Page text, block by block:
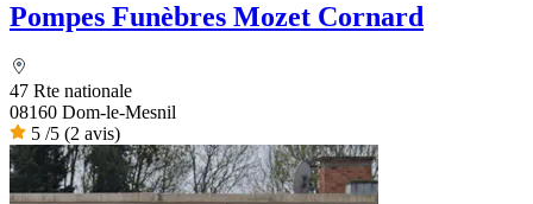
Pompes Funèbres Mozet Cornard
47 Rte nationale
08160 Dom-le-Mesnil
5 /5 (2 avis)